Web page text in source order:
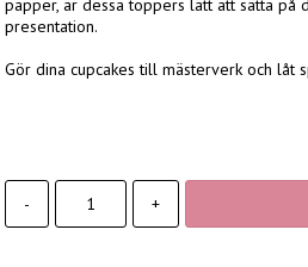
papper, är dessa toppers lätt att sätta på
presentation.
Gör dina cupcakes till mästerverk och låt
- +